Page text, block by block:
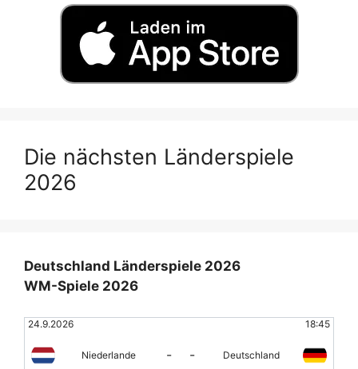
Die nächsten Länderspiele
2026
Deutschland Länderspiele 2026
WM-Spiele 2026
24.9.2026 18:45
Niederlande - - Deutschland